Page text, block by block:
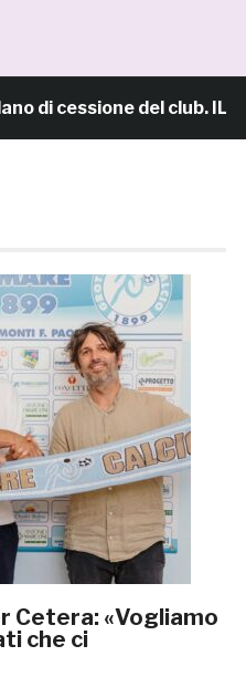
del club. IL
Cetera: «Vogliamo
che ci